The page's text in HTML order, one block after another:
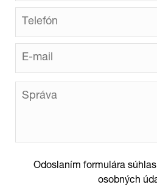
Odoslaním formulára
osobných